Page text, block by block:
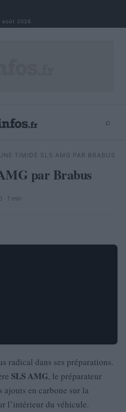
août 2026
⌕
⌕ ×
TIMIDE SLS AMG PAR BRABUS
par Brabus
· 1 min
radical dans ses préparations.
SLSAMG, le préparateur
ajouts en carbone sur la
l’intérieur du véhicule.